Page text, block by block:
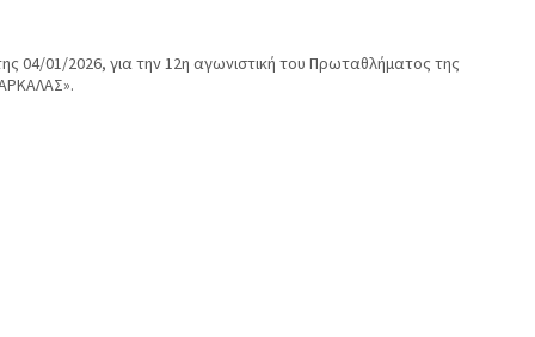
01/2026, για την 12η αγωνιστική του Πρωταθλήματος της